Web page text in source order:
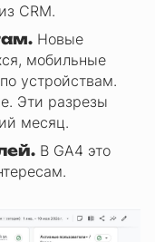
CRM.
Новые
мобильные
устройствам.
Эти разрезы
месяц.
В GA4 это